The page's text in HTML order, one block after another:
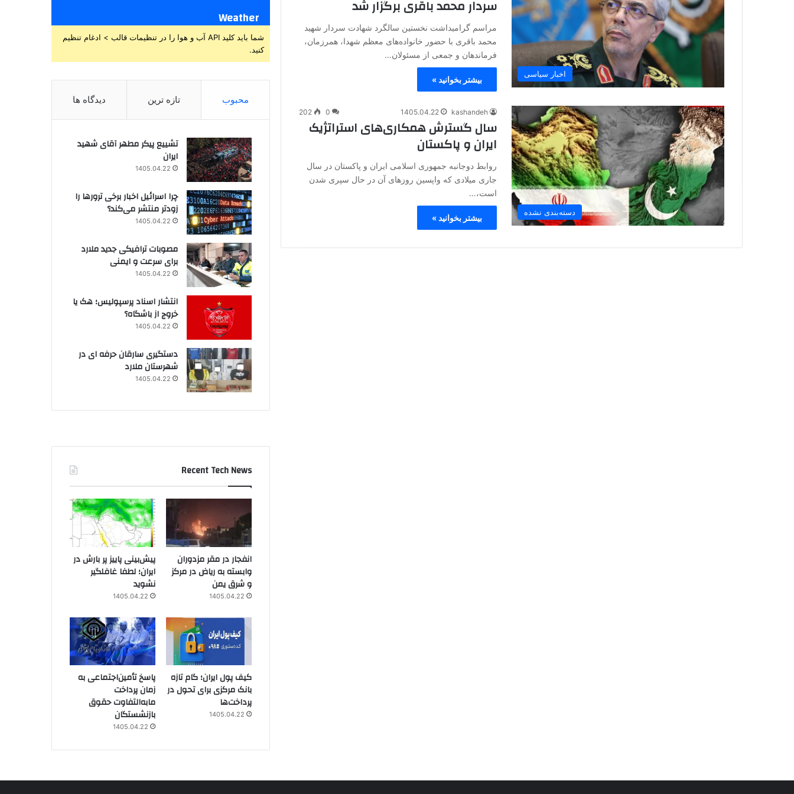
اخبار سیاسی
سردار محمد باقری برگزار شد
مراسم گرامیداشت نخستین سالگرد شهادت سردار شهید
محمد باقری با حضور خانواده‌های معظم شهدا، همرزمان،
فرماندهان و جمعی از مسئولان…
بیشتر بخوانید »
دسته‌بندی نشده
kashandeh
1405.04.22
0
202
سال گسترش همکاری‌های استراتژیک
ایران و پاکستان
روابط دوجانبه جمهوری اسلامی ایران و پاکستان در سال
جاری میلادی که واپسین روزهای آن در حال سپری شدن
است،…
بیشتر بخوانید »
Weather
شما باید کلید API آب و هوا را در تنظیمات قالب > ادغام تنظیم
کنید.
محبوب تازه ترین دیدگاه ها
تشییع پیکر مطهر آقای شهید
ایران
1405.04.22
چرا اسرائیل اخبار برخی ترورها را
زودتر منتشر می‌کند؟
1405.04.22
مصوبات ترافیکی جدید ملارد
برای سرعت و ایمنی
1405.04.22
انتشار اسناد پرسپولیس؛ هک یا
خروج از باشگاه؟
1405.04.22
دستگیری سارقان حرفه ای در
شهرستان ملارد
1405.04.22
Recent Tech News
انفجار در مقر مزدوران
وابسته به ریاض در مرکز
و شرق یمن
1405.04.22
پیش‌بینی پاییز پر بارش در
ایران؛ لطفا غافلگیر
نشوید
1405.04.22
کیف پول ایران؛ گام تازه
بانک مرکزی برای تحول در
پرداخت‌ها
1405.04.22
پاسخ تأمین‌اجتماعی به
زمان پرداخت
مابه‌التفاوت حقوق
بازنشستگان
1405.04.22